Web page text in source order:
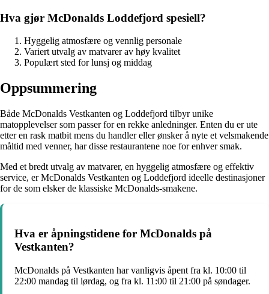
Hva gjør McDonalds Loddefjord spesiell?
Hyggelig atmosfære og vennlig personale
Variert utvalg av matvarer av høy kvalitet
Populært sted for lunsj og middag
Oppsummering
Både McDonalds Vestkanten og Loddefjord tilbyr unike
matopplevelser som passer for en rekke anledninger. Enten du er ute
etter en rask matbit mens du handler eller ønsker å nyte et velsmakende
måltid med venner, har disse restaurantene noe for enhver smak.
Med et bredt utvalg av matvarer, en hyggelig atmosfære og effektiv
service, er McDonalds Vestkanten og Loddefjord ideelle destinasjoner
for de som elsker de klassiske McDonalds-smakene.
Hva er åpningstidene for McDonalds på
Vestkanten?
McDonalds på Vestkanten har vanligvis åpent fra kl. 10:00 til
22:00 mandag til lørdag, og fra kl. 11:00 til 21:00 på søndager.